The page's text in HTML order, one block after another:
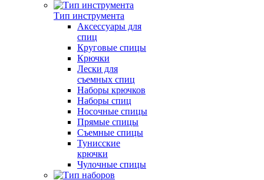
Тип инструмента
Аксессуары для
спиц
Круговые спицы
Крючки
Лески для
съемных спиц
Наборы крючков
Наборы спиц
Носочные спицы
Прямые спицы
Съемные спицы
Тунисские
крючки
Чулочные спицы